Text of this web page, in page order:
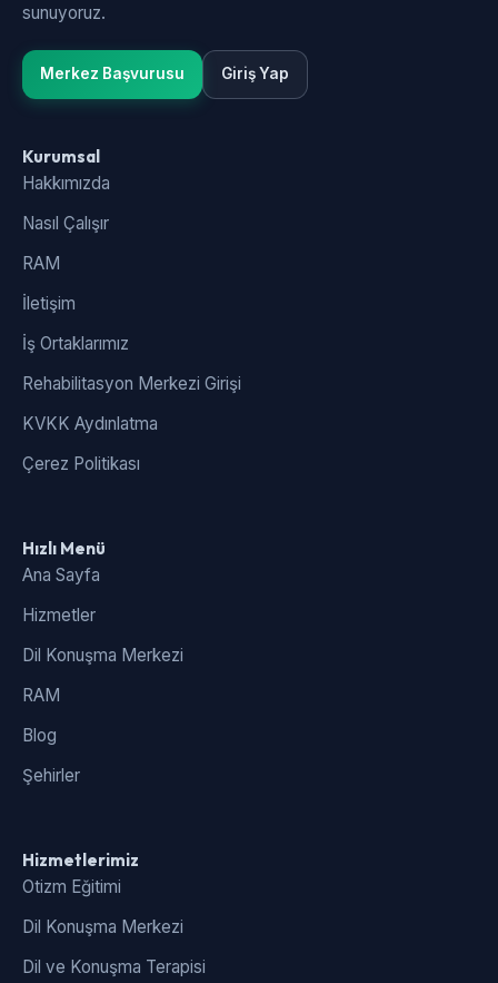
sunuyoruz.
Merkez Başvurusu Giriş Yap
Kurumsal
Hakkımızda
Nasıl Çalışır
RAM
İletişim
İş Ortaklarımız
Rehabilitasyon Merkezi Girişi
KVKK Aydınlatma
Çerez Politikası
Hızlı Menü
Ana Sayfa
Hizmetler
Dil Konuşma Merkezi
RAM
Blog
Şehirler
Hizmetlerimiz
Otizm Eğitimi
Dil Konuşma Merkezi
Dil ve Konuşma Terapisi